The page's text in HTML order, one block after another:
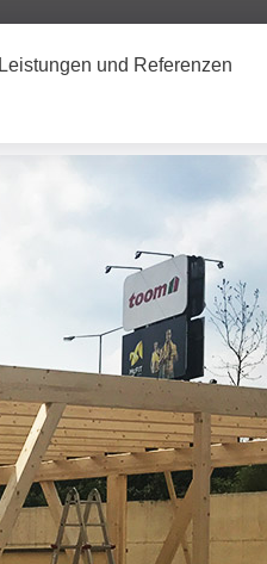
Leistungen und Referenzen